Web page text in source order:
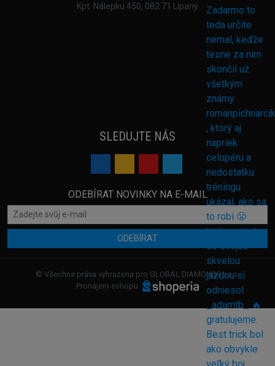
Kpt. Nálepku 450, 082 71 Lipany
SLEDUJTE NÁS
ODEBÍRAT NOVINKY NA E-MAIL
ODEBÍRAT
© Všechna práva vyhrazena pro GLOBAL DIAMONDS s.r.o.
Pronájem eshopu